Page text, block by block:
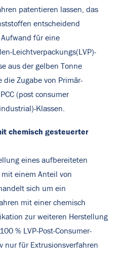
patentieren lassen, das
entscheidend
für eine
Leichtverpackungs(LVP)-
aus der gelben Tonne
Zugabe von Primär-
(post consumer
Klassen.
chemisch gesteuerter
eines aufbereiteten
einem Anteil von
sich um ein
mit einer chemisch
zur weiteren Herstellung
% LVP-Post-Consumer-
nur für Extrusionsverfahren